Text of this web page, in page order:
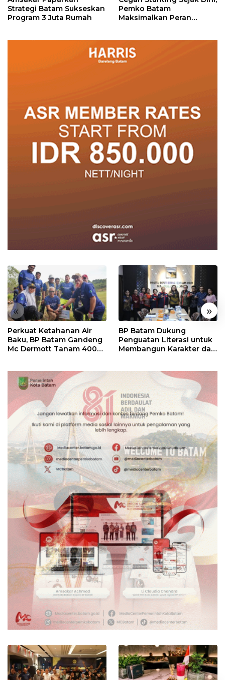
Strategi Batam Sukseskan
Program 3 Juta Rumah
Pemko Batam
Maksimalkan Peran
« »
Perkuat Ketahanan Air
Baku, BP Batam Gandeng
Mc Dermott Tanam 400
BP Batam Dukung
Penguatan Literasi untuk
Membangun Karakter dan